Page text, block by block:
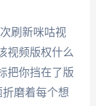
刷新咪咕视
视频版权什么
把你挡在了版
磨着每个想